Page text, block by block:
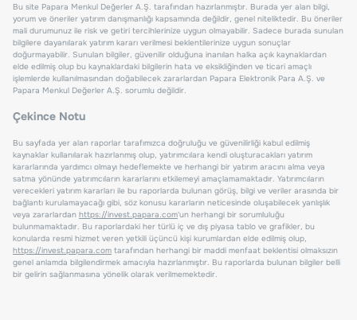
Bu site Papara Menkul Değerler A.Ş. tarafından hazırlanmıştır. Burada yer alan bilgi,
yorum ve öneriler yatırım danışmanlığı kapsamında değildir, genel niteliktedir. Bu öneriler
mali durumunuz ile risk ve getiri tercihlerinize uygun olmayabilir. Sadece burada sunulan
bilgilere dayanılarak yatırım kararı verilmesi beklentilerinize uygun sonuçlar
doğurmayabilir. Sunulan bilgiler, güvenilir olduğuna inanılan halka açık kaynaklardan
elde edilmiş olup bu kaynaklardaki bilgilerin hata ve eksikliğinden ve ticari amaçlı
işlemlerde kullanılmasından doğabilecek zararlardan Papara Elektronik Para A.Ş. ve
Papara Menkul Değerler A.Ş. sorumlu değildir.
Çekince Notu
Bu sayfada yer alan raporlar tarafımızca doğruluğu ve güvenilirliği kabul edilmiş
kaynaklar kullanılarak hazırlanmış olup, yatırımcılara kendi oluşturacakları yatırım
kararlarında yardımcı olmayı hedeflemekte ve herhangi bir yatırım aracını alma veya
satma yönünde yatırımcıların kararlarını etkilemeyi amaçlamamaktadır. Yatırımcıların
verecekleri yatırım kararları ile bu raporlarda bulunan görüş, bilgi ve veriler arasında bir
bağlantı kurulamayacağı gibi, söz konusu kararların neticesinde oluşabilecek yanlışlık
veya zararlardan https://invest.papara.com'un herhangi bir sorumluluğu
bulunmamaktadır. Bu raporlardaki her türlü iç ve dış piyasa tablo ve grafikler, bu
konularda resmi hizmet veren yetkili üçüncü kişi kurumlardan elde edilmiş olup,
https://invest.papara.com tarafından herhangi bir maddi menfaat beklentisi olmaksızın
genel anlamda bilgilendirmek amacıyla hazırlanmıştır. Bu raporlarda bulunan bilgiler belli
bir gelirin sağlanmasına yönelik olarak verilmemektedir.